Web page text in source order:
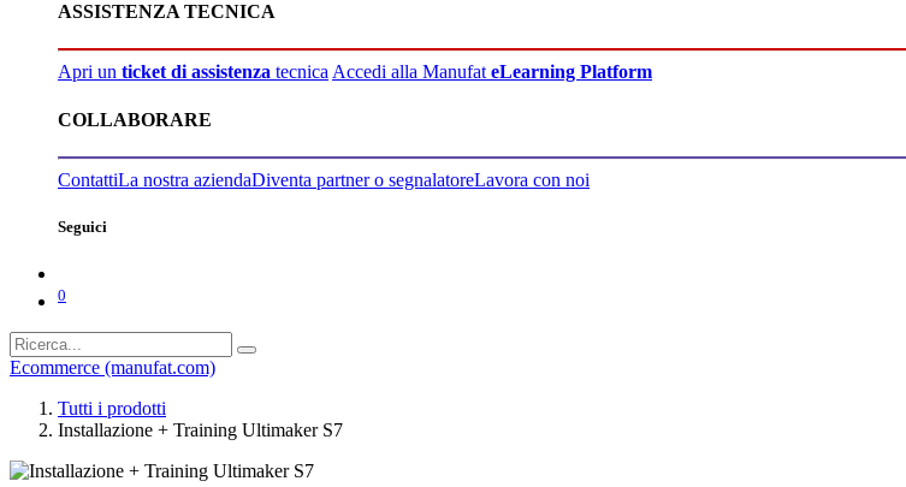
ASSISTENZA TECNICA
Apri un ticket di assistenza tecnicaAccedi alla ManufateLearning Platform
COLLABORARE
ContattiLa nostra aziendaDiventa partner o segnalatoreLavora con noi
Seguici
0
Ecommerce (manufat.com)
Tutti i prodotti
Installazione + Training Ultimaker S7